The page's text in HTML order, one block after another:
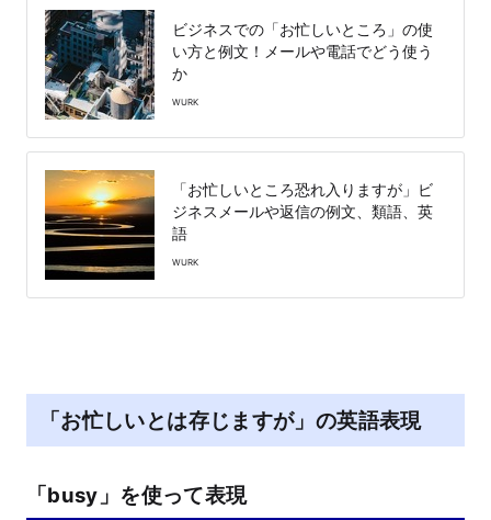
ビジネスでの「お忙しいところ」の使
い方と例文！メールや電話でどう使う
か
WURK
「お忙しいところ恐れ入りますが」ビ
ジネスメールや返信の例文、類語、英
語
WURK
「お忙しいとは存じますが」の英語表現
「busy」を使って表現